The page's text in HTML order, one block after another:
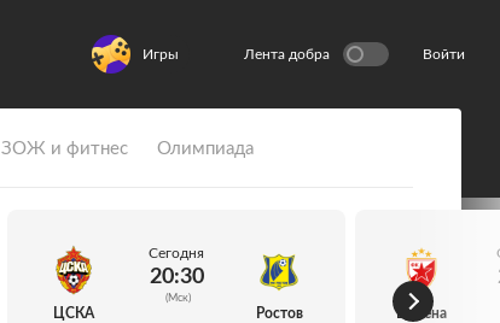
Игры Лента добра Войти
ЗОЖ и фитнес Олимпиада
ЦСКА
Сегодня
20:30
(Мск)
Ростов
Црвена